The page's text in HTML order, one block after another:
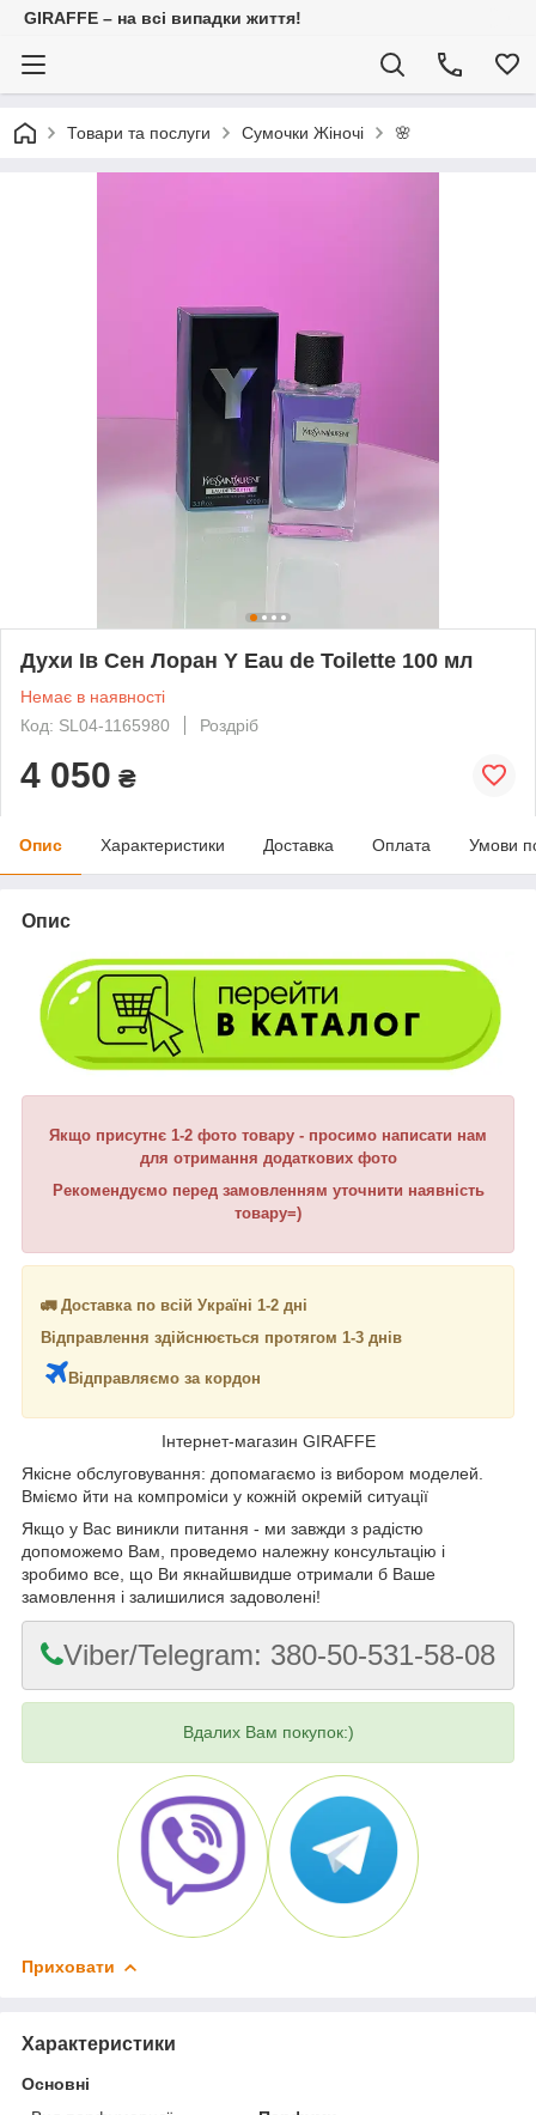
GIRAFFE – на всі випадки життя!
Товари та послуги Сумочки Жіночі 🌸
Духи Ів Сен Лоран Y Eau de Toilette 100 мл
Немає в наявності
Код: SL04-1165980
Роздріб
4 050 ₴
Опис Характеристики Доставка Оплата Умови
Опис
Якщо присутнє 1-2 фото товару - просимо написати нам
для отримання додаткових фото
Рекомендуємо перед замовленням уточнити наявність
товару=)
🚛 Доставка по всій Україні 1-2 дні
Відправлення здійснюється протягом 1-3 днів
Відправляємо за кордон
Інтернет-магазин GIRAFFE
Якісне обслуговування: допомагаємо із вибором моделей.
Вміємо йти на компроміси у кожній окремій ситуації
Якщо у Вас виникли питання - ми завжди з радістю
допоможемо Вам, проведемо належну консультацію і
зробимо все, що Ви якнайшвидше отримали б Ваше
замовлення і залишилися задоволені!
Viber/Telegram: 380-50-531-58-08
Вдалих Вам покупок:)
Приховати
Характеристики
Основні